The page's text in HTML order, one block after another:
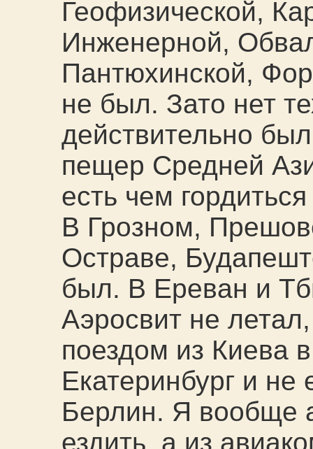
Геофизической,
Инженерной,
Пантюхинской,
не был. Зато нет
действительно
пещер Средней
есть чем гордиться
В Грозном,
Остраве,
был. В Ереван и
Аэросвит не
поездом из Киева
Екатеринбург и не
Берлин. Я вообще
ездить, а из